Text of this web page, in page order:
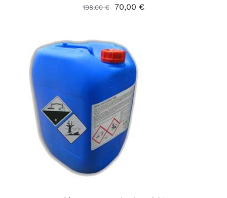
198,00€
El
era:
198,00 €.
70,00 €El
AÑADIR AL CARRITO
/
DETALLES